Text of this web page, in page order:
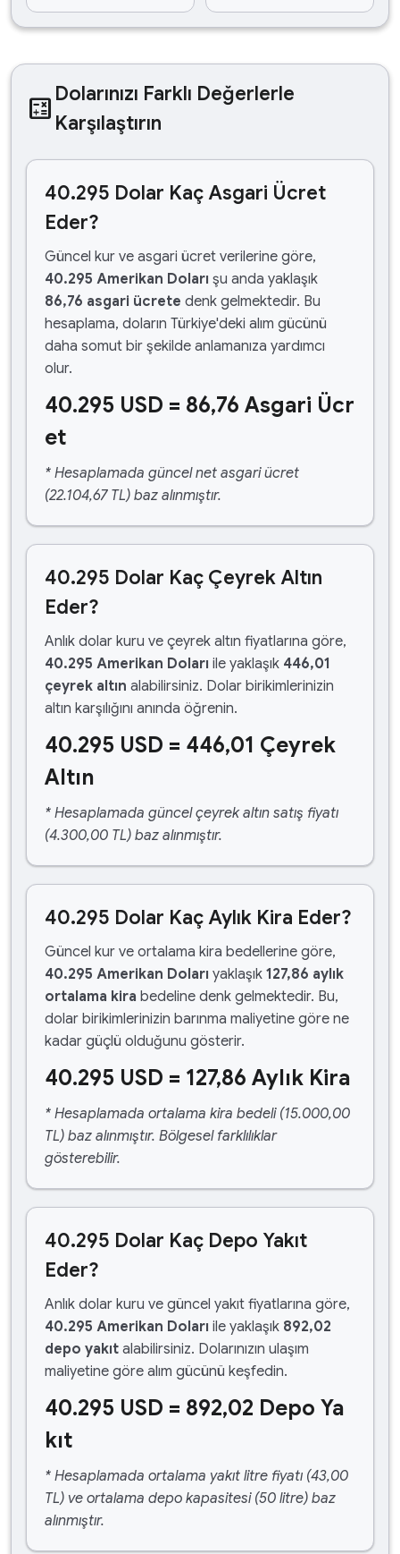
calculate Dolarınızı Farklı Değerlerle
Karşılaştırın
40.295 Dolar Kaç Asgari Ücret
Eder?
Güncel kur ve asgari ücret verilerine göre,
40.295 Amerikan Doları şu anda yaklaşık
86,76 asgari ücrete denk gelmektedir. Bu
hesaplama, doların Türkiye'deki alım gücünü
daha somut bir şekilde anlamanıza yardımcı
olur.
40.295 USD = 86,76 Asgari Ücr
et
* Hesaplamada güncel net asgari ücret
(22.104,67 TL) baz alınmıştır.
40.295 Dolar Kaç Çeyrek Altın
Eder?
Anlık dolar kuru ve çeyrek altın fiyatlarına göre,
40.295 Amerikan Doları ile yaklaşık 446,01
çeyrek altın alabilirsiniz. Dolar birikimlerinizin
altın karşılığını anında öğrenin.
40.295 USD = 446,01 Çeyrek
Altın
* Hesaplamada güncel çeyrek altın satış fiyatı
(4.300,00 TL) baz alınmıştır.
40.295 Dolar Kaç Aylık Kira Eder?
Güncel kur ve ortalama kira bedellerine göre,
40.295 Amerikan Doları yaklaşık 127,86 aylık
ortalama kira bedeline denk gelmektedir. Bu,
dolar birikimlerinizin barınma maliyetine göre ne
kadar güçlü olduğunu gösterir.
40.295 USD = 127,86 Aylık Kira
* Hesaplamada ortalama kira bedeli (15.000,00
TL) baz alınmıştır. Bölgesel farklılıklar
gösterebilir.
40.295 Dolar Kaç Depo Yakıt
Eder?
Anlık dolar kuru ve güncel yakıt fiyatlarına göre,
40.295 Amerikan Doları ile yaklaşık 892,02
depo yakıt alabilirsiniz. Dolarınızın ulaşım
maliyetine göre alım gücünü keşfedin.
40.295 USD = 892,02 Depo Ya
kıt
* Hesaplamada ortalama yakıt litre fiyatı (43,00
TL) ve ortalama depo kapasitesi (50 litre) baz
alınmıştır.